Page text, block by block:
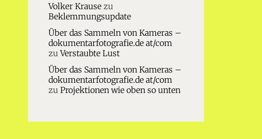
Volker Krausezu
Beklemmungsupdate
Über das Sammeln von Kameras –
dokumentarfotografie.de at/com
zuVerstaubte Lust
Über das Sammeln von Kameras –
dokumentarfotografie.de at/com
zu Projektionen wie oben so unten